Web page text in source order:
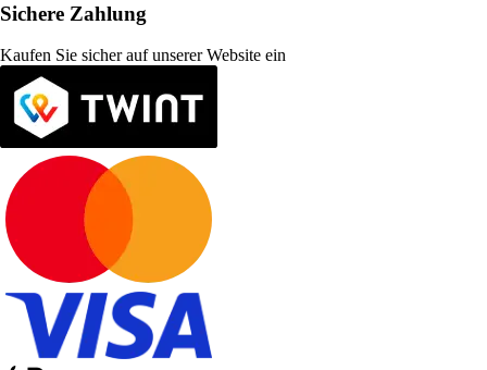
Sichere Zahlung
Kaufen Sie sicher auf unserer Website ein